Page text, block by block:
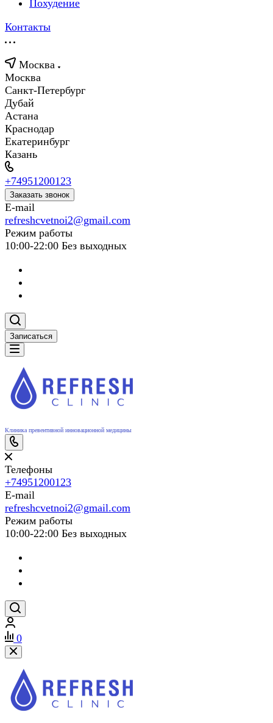
Похудение
Контакты
Москва
Москва
Санкт-Петербург
Дубай
Астана
Краснодар
Екатеринбург
Казань
+74951200123
Заказать звонок
E-mail
refreshcvetnoi2@gmail.com
Режим работы
10:00-22:00 Без выходных
Записаться
Клиника превентивной инновационной медицины
Телефоны
+74951200123
E-mail
refreshcvetnoi2@gmail.com
Режим работы
10:00-22:00 Без выходных
0